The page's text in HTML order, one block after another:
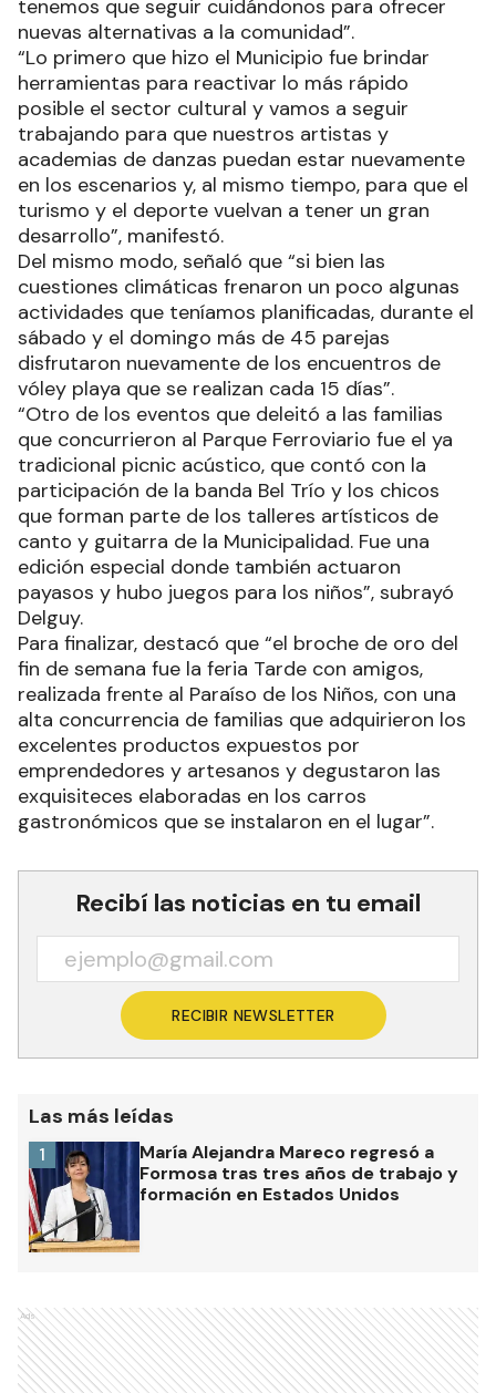
tenemos que seguir cuidándonos para ofrecer
nuevas alternativas a la comunidad”.
“Lo primero que hizo el Municipio fue brindar
herramientas para reactivar lo más rápido
posible el sector cultural y vamos a seguir
trabajando para que nuestros artistas y
academias de danzas puedan estar nuevamente
en los escenarios y, al mismo tiempo, para que el
turismo y el deporte vuelvan a tener un gran
desarrollo”, manifestó.
Del mismo modo, señaló que “si bien las
cuestiones climáticas frenaron un poco algunas
actividades que teníamos planificadas, durante el
sábado y el domingo más de 45 parejas
disfrutaron nuevamente de los encuentros de
vóley playa que se realizan cada 15 días”.
“Otro de los eventos que deleitó a las familias
que concurrieron al Parque Ferroviario fue el ya
tradicional picnic acústico, que contó con la
participación de la banda Bel Trío y los chicos
que forman parte de los talleres artísticos de
canto y guitarra de la Municipalidad. Fue una
edición especial donde también actuaron
payasos y hubo juegos para los niños”, subrayó
Delguy.
Para finalizar, destacó que “el broche de oro del
fin de semana fue la feria Tarde con amigos,
realizada frente al Paraíso de los Niños, con una
alta concurrencia de familias que adquirieron los
excelentes productos expuestos por
emprendedores y artesanos y degustaron las
exquisiteces elaboradas en los carros
gastronómicos que se instalaron en el lugar”.
Recibí las noticias en tu email
RECIBIR NEWSLETTER
Las más leídas
María Alejandra Mareco regresó a
Formosa tras tres años de trabajo y
formación en Estados Unidos
1
Ads